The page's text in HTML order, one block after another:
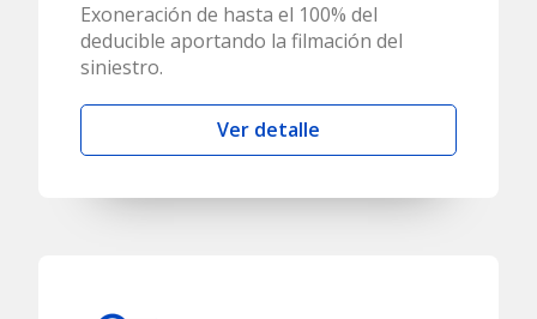
Exoneración de hasta el 100% del
deducible aportando la filmación del
siniestro.
Ver detalle